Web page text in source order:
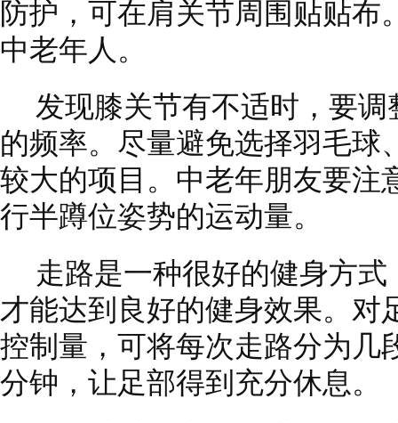
防护，可在肩关节周围贴贴
中老年人。
发现膝关节有不适时，要
的频率。尽量避免选择羽毛球
较大的项目。中老年朋友要注
行半蹲位姿势的运动量。
走路是一种很好的健身方
才能达到良好的健身效果。对
控制量，可将每次走路分为
分钟，让足部得到充分休息。